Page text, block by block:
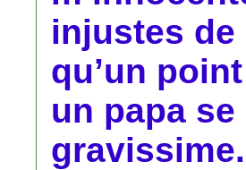
injustes de
qu’un
un papa
gravissime.